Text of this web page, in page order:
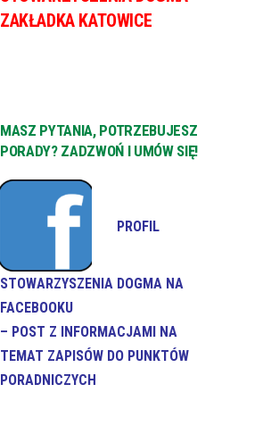
ZAKŁADKA KATOWICE
MASZ PYTANIA, POTRZEBUJESZ
PORADY? ZADZWOŃ I UMÓW SIĘ!
PROFIL
STOWARZYSZENIA DOGMA NA
FACEBOOKU
– POST Z INFORMACJAMI NA
TEMAT ZAPISÓW DO PUNKTÓW
PORADNICZYCH